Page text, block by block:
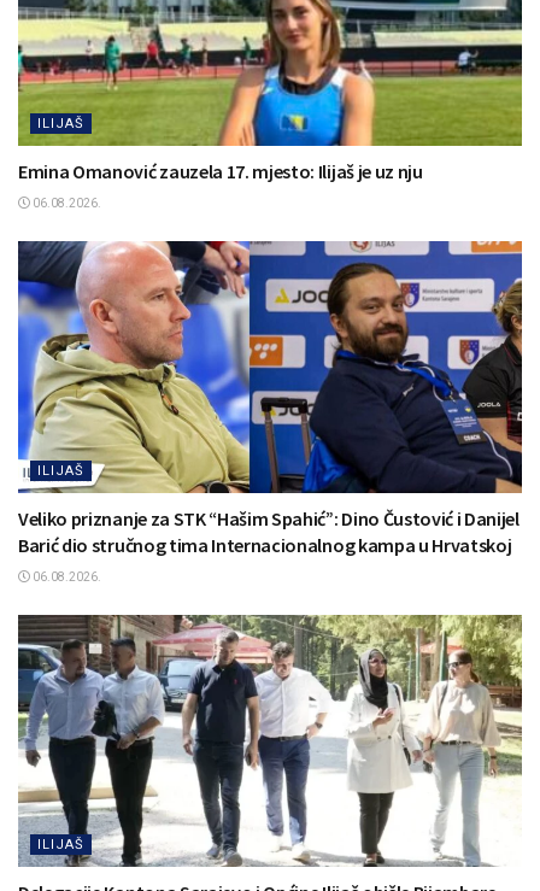
ILIJAŠ
Emina Omanović zauzela 17. mjesto: Ilijaš je uz nju
06.08.2026.
ILIJAŠ
Veliko priznanje za STK “Hašim Spahić”: Dino Čustović i Danijel
Barić dio stručnog tima Internacionalnog kampa u Hrvatskoj
06.08.2026.
ILIJAŠ